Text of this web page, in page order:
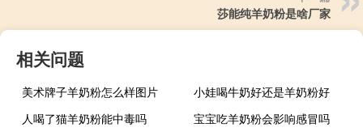
莎能纯羊奶粉是啥厂家
相关问题
美术牌子羊奶粉怎么样图片
小娃喝牛奶好还是羊奶粉好
人喝了猫羊奶粉能中毒吗
宝宝吃羊奶粉会影响感冒吗